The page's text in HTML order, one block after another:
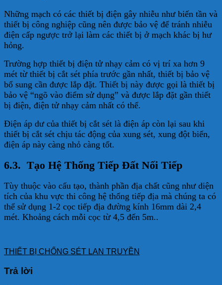
Những mạch có các thiết bị điện gây nhiễu như biến tần và
thiết bị công nghiệp cũng nên được bảo vệ để tránh nhiễu
điện cấp ngược trở lại làm các thiết bị ở mạch khác bị hư
hỏng.
Trường hợp thiết bị điện tử nhạy cảm có vị trí xa hơn 9
mét từ thiết bị cắt sét phía trước gần nhất, thiết bị bảo vệ
bổ sung cần được lắp đặt. Thiết bị này được gọi là thiết bị
bảo vệ “ngõ vào điểm sử dụng” và được lắp đặt gần thiết
bị điện, điện tử nhạy cảm nhất có thể.
Điện áp dư của thiết bị cắt sét là điện áp còn lại sau khi
thiết bị cắt sét chịu tác động của xung sét, xung đột biến,
điện áp này càng nhỏ càng tốt.
6.3. Tạo Hệ Thống Tiếp Đất Nối Tiếp
Tùy thuộc vào cấu tạo, thành phần địa chất cũng như diện
tích của khu vực thi công hệ thống tiếp địa mà chúng ta có
thể sử dụng 1-2 cọc tiếp địa đường kính 16mm dài 2,4
mét. Khoảng cách mỗi cọc từ 4,5 đến 5m..
THIẾT BỊ CHỐNG SÉT LAN TRUYỀN
Trả lời